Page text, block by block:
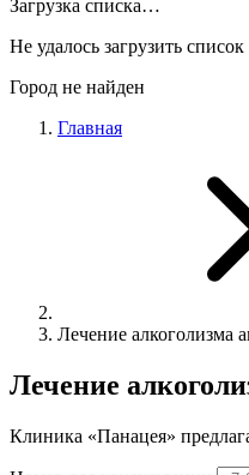
Загрузка списка…
Не удалось загрузить
Город не найден
Главная
Лечение алкоголизма
Лечение
Клиника «Панацея»